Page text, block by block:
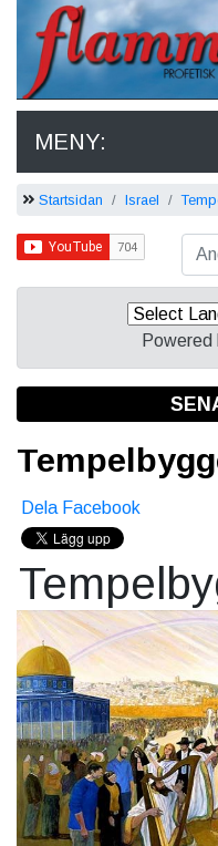
MENY:
Startsidan Israel
Powered
Dela Facebook